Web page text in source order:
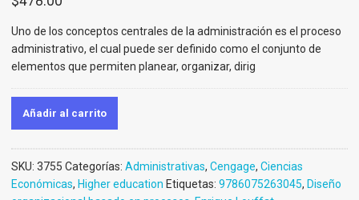
Uno de los conceptos centrales de la administración es el proceso
administrativo, el cual puede ser definido como el conjunto de
elementos que permiten planear, organizar, dirig
Añadir al carrito
SKU: 3755 Categorías: Administrativas, Cengage, Ciencias
Económicas, Higher education Etiquetas: 9786075263045, Diseño